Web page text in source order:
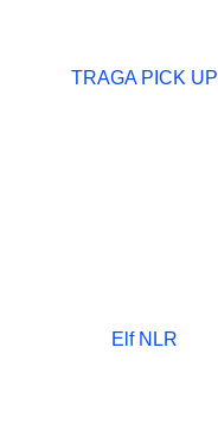
TRAGA PICK UP
Elf NLR